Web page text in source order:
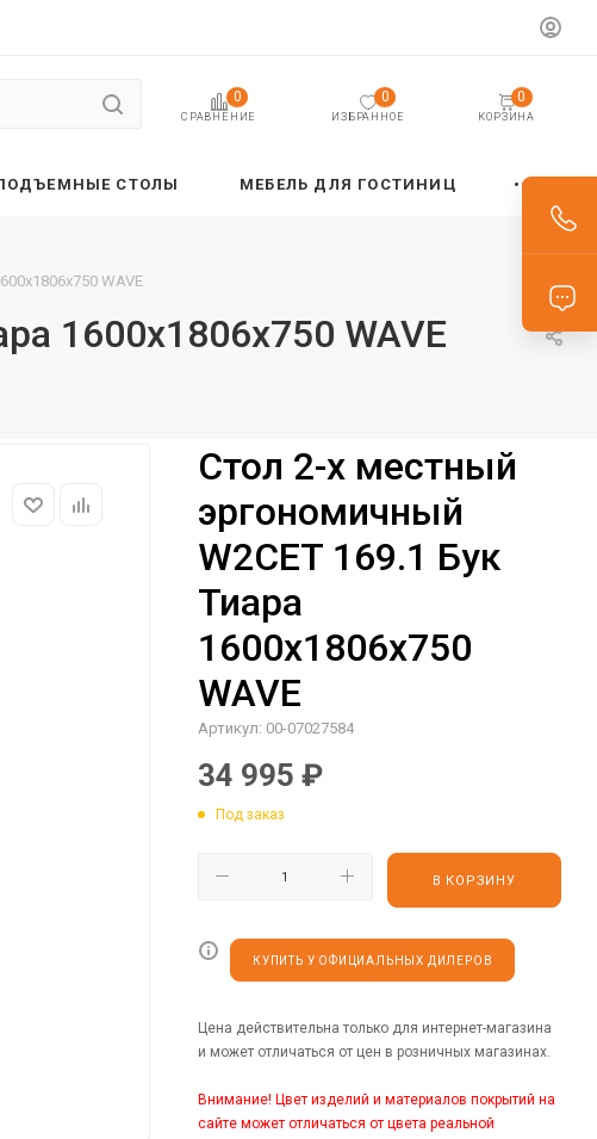
СРАВНЕНИЕ
0
ИЗБРАННОЕ
0
КОРЗИНА
0
СТОЛЫ МЕБЕЛЬ ДЛЯ ГОСТИНИЦ
WAVE
1600х1806х750 WAVE
Стол 2-х местный
эргономичный
W2CET 169.1 Бук
Тиара
1600х1806х750
WAVE
Артикул: 00-07027584
34 995 ₽
Под заказ
В КОРЗИНУ
КУПИТЬ У ОФИЦИАЛЬНЫХ ДИЛЕРОВ
Цена действительна только для интернет-магазина
и может отличаться от цен в розничных магазинах.
Внимание! Цвет изделий и материалов покрытий на
сайте может отличаться от цвета реальной